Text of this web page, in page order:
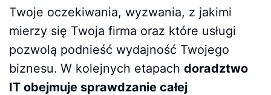
Twoje oczekiwania, wyzwania, z jakimi
mierzy się Twoja firma oraz które usługi
pozwolą podnieść wydajność Twojego
biznesu. W kolejnych etapach doradztwo
IT obejmuje sprawdzanie całej